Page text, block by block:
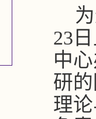
23
中
研
理